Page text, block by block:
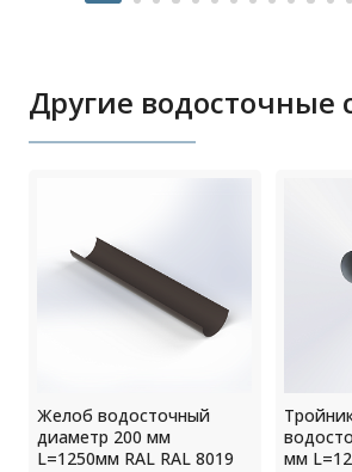
Другие водосточные
Желоб водосточный
диаметр 200 мм
L=1250мм RAL RAL 8019
мм